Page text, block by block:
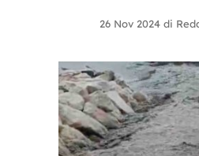
26 Nov 2024 di